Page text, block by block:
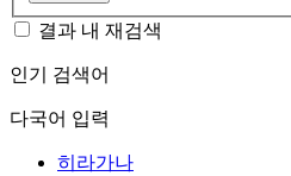
결과 내 재검색
인기 검색어
다국어 입력
히라가나